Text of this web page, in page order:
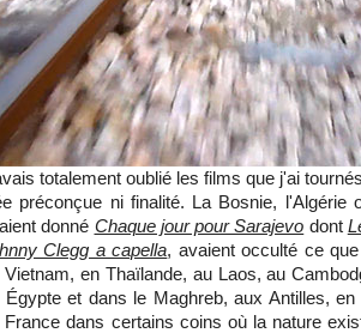
totalement oublié les films que j'ai
préconçue ni finalité. La Bosnie, l'Algérie
donné Chaque jour pour Sarajevo dont
Clegg a capella, avaient occulté ce
Vietnam, en Thaïlande, au Laos, au
Égypte et dans le Maghreb, aux Antilles,
France dans certains coins où la nature